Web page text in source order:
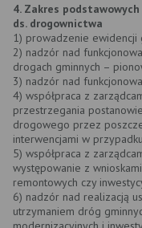
4. Zakres
ds. drogownictwa
1) prowadzenie ewidencji
2) nadzór nad
drogach gminnych –
3) nadzór nad
4) współpraca z
przestrzegania
drogowego przez
interwencjami w
5) współpraca z
występowanie z
remontowych czy
6) nadzór nad realizacją
utrzymaniem dróg